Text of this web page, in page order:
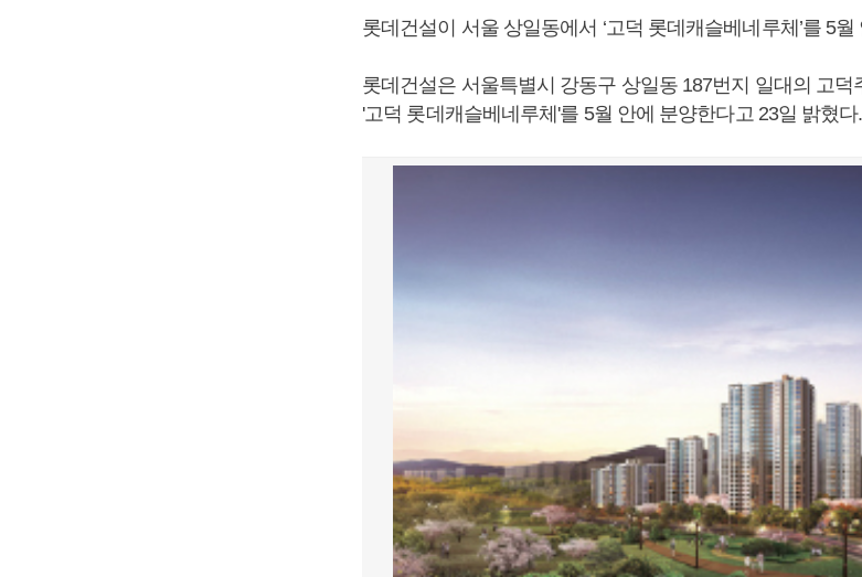
롯데건설이 서울 상일동에서 ‘고덕 롯데캐슬베네루체’를 5
롯데건설은 서울특별시 강동구 상일동 187번지 일대의 고
'고덕 롯데캐슬베네루체'를 5월 안에 분양한다고 23일 밝혔다.